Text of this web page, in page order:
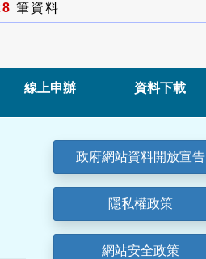
筆資料
線上申辦 資料下載
政府網站資料開放宣告
隱私權政策
網站安全政策